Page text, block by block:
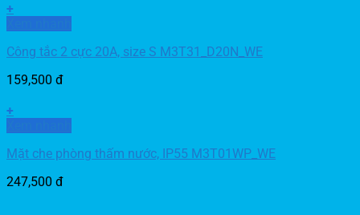
+
Công tắc 2 cực 20A, size S M3T31_D20N_WE
159,500 đ
+
Mặt che phòng thấm nước, IP55 M3T01WP_WE
247,500 đ